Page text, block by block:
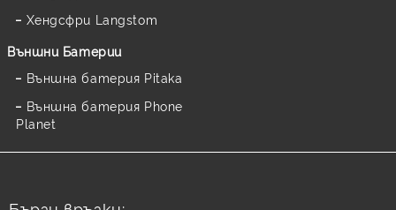
Хендсфри Langstom
Външни Батерии
Външна батерия Pitaka
Външна батерия Phone
Planet